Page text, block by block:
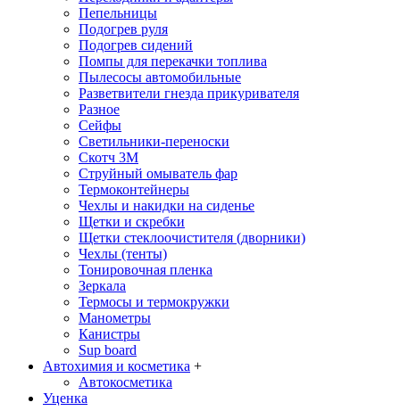
Пепельницы
Подогрев руля
Подогрев сидений
Помпы для перекачки топлива
Пылесосы автомобильные
Разветвители гнезда прикуривателя
Разное
Сейфы
Светильники-переноски
Скотч 3М
Струйный омыватель фар
Термоконтейнеры
Чехлы и накидки на сиденье
Щетки и скребки
Щетки стеклоочистителя (дворники)
Чехлы (тенты)
Тонировочная пленка
Зеркалa
Термосы и термокружки
Манометры
Канистры
Sup board
Автохимия и косметика +
Автокосметика
Уценка